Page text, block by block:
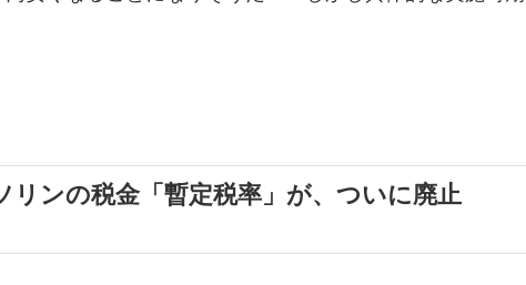
リンの税金「暫定税率」が、ついに廃止